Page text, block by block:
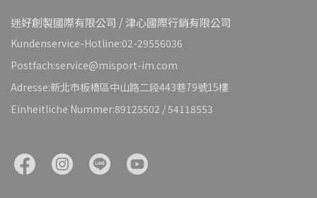
迷好創製國際有限公司 / 津心國際行銷有限公司
Kundenservice-Hotline:02-29556036
Postfach:service@misport-im.com
Adresse:新北市板橋區中山路二段443巷79號15樓
Einheitliche Nummer:89125502 / 54118553